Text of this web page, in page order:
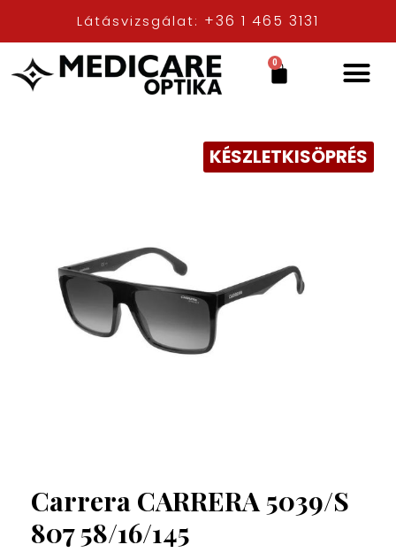
Látásvizsgálat: +36 1 465 3131
0
KÉSZLETKISÖPRÉS
Carrera CARRERA 5039/S
807 58/16/145